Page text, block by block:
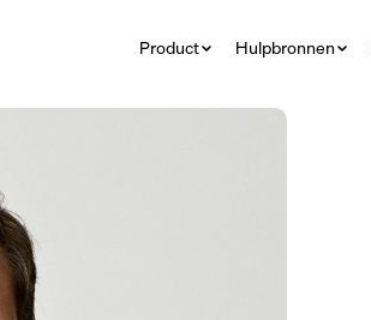
Product Hulpbronnen